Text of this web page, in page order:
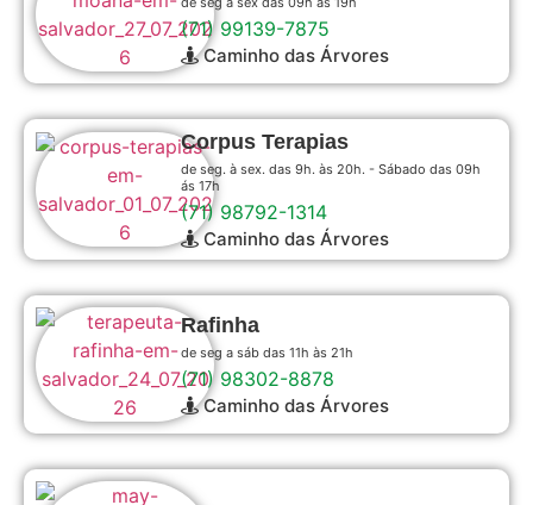
(71) 99139-7875
Caminho das Árvores
Corpus Terapias
de seg. à sex. das 9h. às 20h. - Sábado das 09h
ás 17h
(71) 98792-1314
Caminho das Árvores
Rafinha
de seg a sáb das 11h às 21h
(71) 98302-8878
Caminho das Árvores